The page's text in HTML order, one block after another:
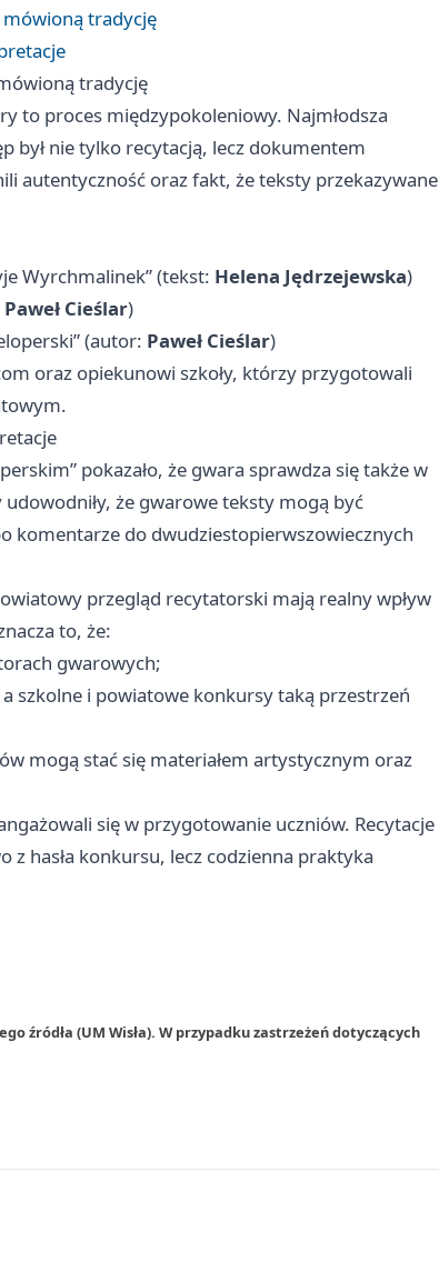
mówioną tradycję
tradycję
to proces międzypokoleniowy. Najmłodsza
był nie tylko recytacją, lecz dokumentem
autentyczność oraz fakt, że teksty przekazywane
Wyrchmalinek” (tekst: Helena Jędrzejewska)
Paweł Cieślar)
(autor: Paweł Cieślar)
oraz opiekunowi szkoły, którzy przygotowali
pokazało, że gwara sprawdza się także w
że gwarowe teksty mogą być
komentarze do dwudziestopierwszowiecznych
przegląd recytatorski mają realny wpływ
to, że:
gwarowych;
szkolne i powiatowe konkursy taką przestrzeń
mogą stać się materiałem artystycznym oraz
się w przygotowanie uczniów. Recytacje
z hasła konkursu, lecz codzienna praktyka
źródła (UM Wisła). W przypadku zastrzeżeń dotyczących